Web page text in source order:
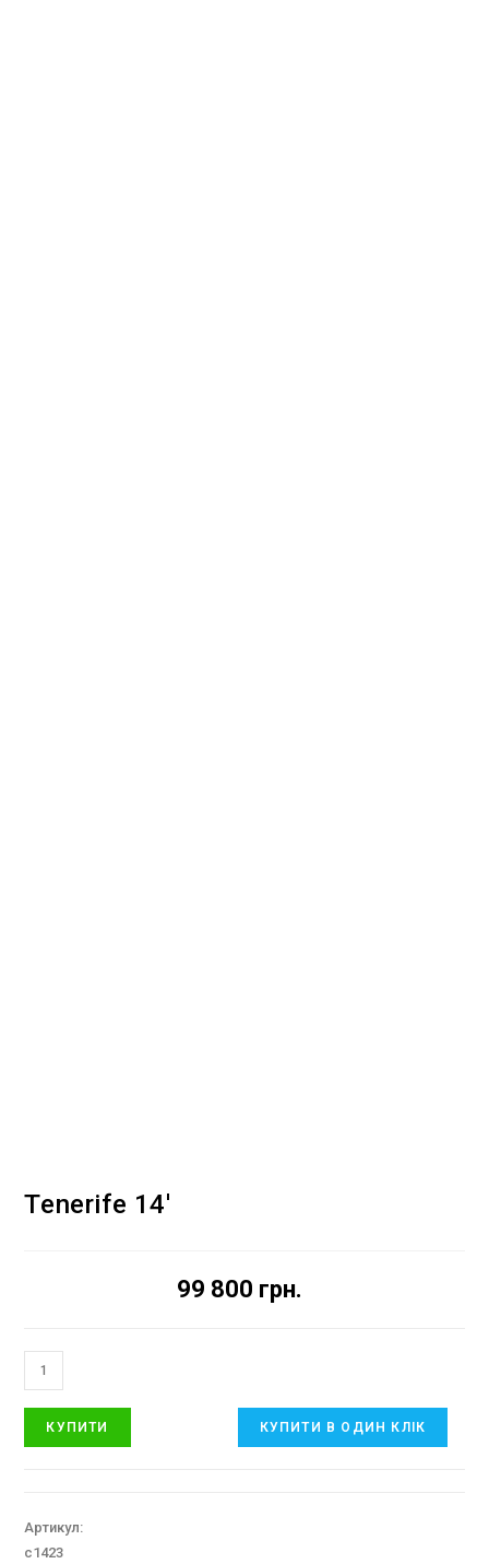
Tenerife 14′
грн.
99 800
КУПИТИ КУПИТИ В ОДИН КЛІК
Артикул:
c1423